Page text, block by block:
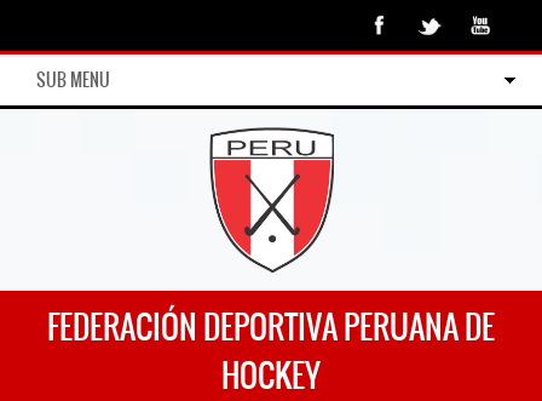
SUB MENU
FEDERACIÓN DEPORTIVA PERUANA DE
HOCKEY